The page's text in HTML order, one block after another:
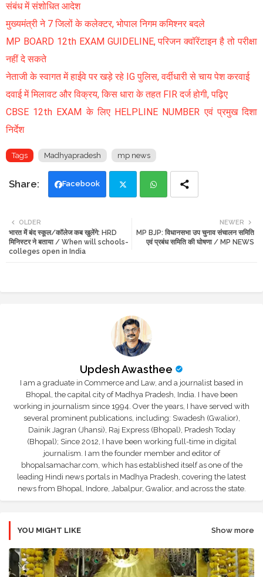
संबंध में संशोधित आदेश
मुख्यमंत्री ने 7 जिलों के कलेक्टर, भोपाल निगम कमिश्नर बदले
MP BOARD 12th EXAM GUIDELINE, परिजन क्वॉरेंटाइन है तो परीक्षा
नहीं दे सकते
नेताजी के स्वागत में हाईवे पर खड़े रहे IG पुलिस, वर्दीधारी से चाय पेश करवाई
दवाई में मिलावट और विक्रय, किस धारा के तहत FIR दर्ज होगी, पढ़िए
CBSE 12th EXAM के लिए HELPLINE NUMBER एवं प्रमुख दिशा
निर्देश
Tags Madhyapradesh mp news
Facebook
ats
NEWER
MP BJP: विधानसभा उप चुनाव संचालन समिति
एवं प्रबंध समिति की घोषणा / MP NEWS
OLDER
भारत में बंद स्कूल/कॉलेज कब खुलेंगे: HRD
मिनिस्टर ने बताया / When will schools-
colleges open in India
Updesh Awasthee
I am a graduate in Commerce and Law, and a journalist based in
Bhopal, the capital city of Madhya Pradesh, India. I have been
working in journalism since 1994. Over the years, I have served with
several prominent publications, including: Swadesh (Gwalior),
Dainik Jagran (Jhansi), Raj Express (Bhopal), Pradesh Today
(Bhopal); Since 2012, I have been working full-time in digital
journalism. I am the founder member and editor of
bhopalsamachar.com, which has established itself as one of the
leading Hindi news portals in Madhya Pradesh, covering the latest
news from Bhopal, Indore, Jabalpur, Gwalior, and across the state.
YOU MIGHT LIKE Show more